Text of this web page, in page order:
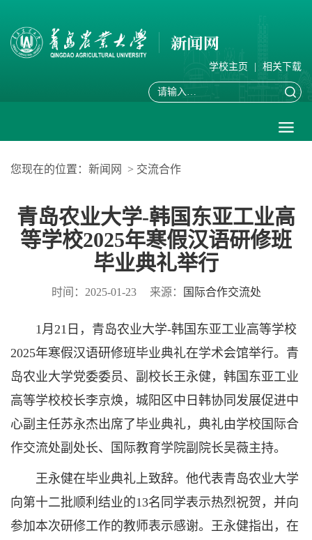
学校主页 相关下载
您现在的位置： 新闻网 > 交流合作
青岛农业大学-韩国东亚工业高
等学校2025年寒假汉语研修班
毕业典礼举行
时间：2025-01-23 来源： 国际合作交流处
1月21日，青岛农业大学-韩国东亚工业高等学校
2025年寒假汉语研修班毕业典礼在学术会馆举行。青
岛农业大学党委委员、副校长王永健，韩国东亚工业
高等学校校长李京焕，城阳区中日韩协同发展促进中
心副主任苏永杰出席了毕业典礼，典礼由学校国际合
作交流处副处长、国际教育学院副院长吴薇主持。
王永健在毕业典礼上致辞。他代表青岛农业大学
向第十二批顺利结业的13名同学表示热烈祝贺，并向
参加本次研修工作的教师表示感谢。王永健指出，在